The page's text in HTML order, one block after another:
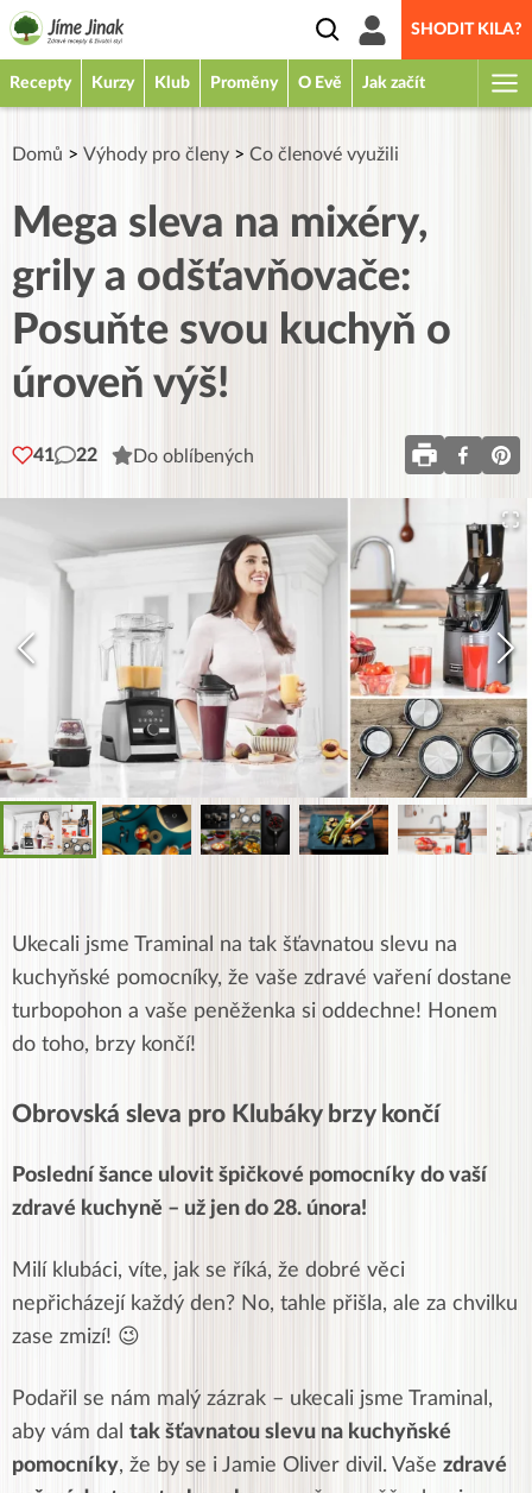
SHODIT KILA?
Recepty Kurzy Klub Proměny O Evě Jak začít
Domů > Výhody pro členy > Co členové využili
Mega sleva na mixéry,
grily a odšťavňovače:
Posuňte svou kuchyň o
úroveň výš!
41 22 Do oblíbených
Ukecali jsme Traminal na tak šťavnatou slevu na
kuchyňské pomocníky, že vaše zdravé vaření dostane
turbopohon a vaše peněženka si oddechne! Honem
do toho, brzy končí!
Obrovská sleva pro Klubáky brzy končí
Poslední šance ulovit špičkové pomocníky do vaší
zdravé kuchyně – už jen do 28. února!
Milí klubáci, víte, jak se říká, že dobré věci
nepřicházejí každý den? No, tahle přišla, ale za chvilku
zase zmizí! 😉
Podařil se nám malý zázrak – ukecali jsme Traminal,
aby vám dal tak šťavnatou slevu na kuchyňské
pomocníky, že by se i Jamie Oliver divil. Vaše zdravé